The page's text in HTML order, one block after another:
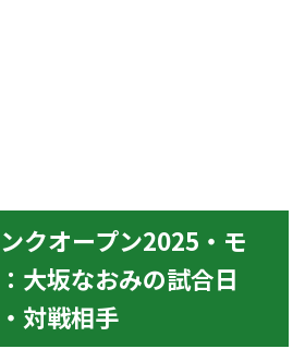
クオープン2025・モ
大坂なおみの試合日
対戦相手